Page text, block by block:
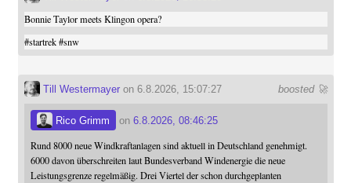
Bonnie Taylor meets Klingon opera?
#startrek #snw
boosted 🚀
Till Westermayeron 6.8.2026, 15:07:27
Rico Grimm on 6.8.2026, 08:46:25
Rund 8000 neue Windkraftanlagen sind aktuell in Deutschland genehmigt.
6000 davon überschreiten laut Bundesverband Windenergie die neue
Leistungsgrenze regelmäßig. Drei Viertel der schon durchgeplanten